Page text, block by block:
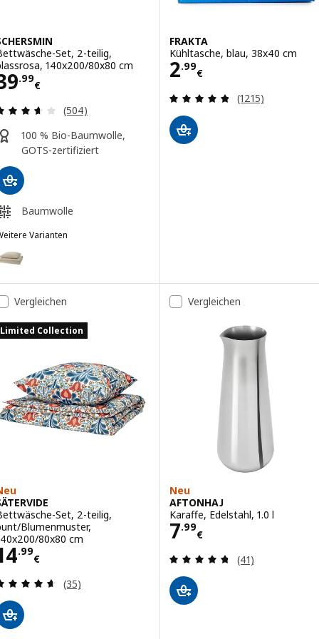
Set, 2-teilig,
140x200/80x80 cm
.99
€39.99€
Bewertungen: 3.6 von 5 Sternen. Bewertungen
(504)
100 % Bio-Baumwolle,
GOTS-zertifiziert
Baumwolle
Varianten
SCHERSMIN, Bettwäsche-Set, 2-teilig, graubeige, 140x200/
SCHERSMIN, Bettwäsche-Set, 2-teilig, blassgrün, 140x200/
FRAKTA
Kühltasche, blau, 38x40 cm
2.99
€
Preis 2.99€
Bewertungen:
(1215)
Vergleichen
Limited Collection
Set, 2-teilig,
Blumenmuster,
80x80 cm
.99
€14.99€
Bewertungen: 4.6 von 5 Sternen. Bewertungen
(35)
Vergleichen
Neu
AFTONHAJ
Karaffe, Edelstahl, 1.0 l
7.99
€
Preis 7.99€
Bewertungen:
(41)